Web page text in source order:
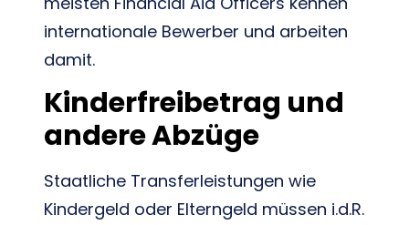
internationale Bewerber und arbeiten
damit.
Kinderfreibetrag und
andere Abzüge
Staatliche Transferleistungen wie
Kindergeld oder Elterngeld müssen i.d.R.